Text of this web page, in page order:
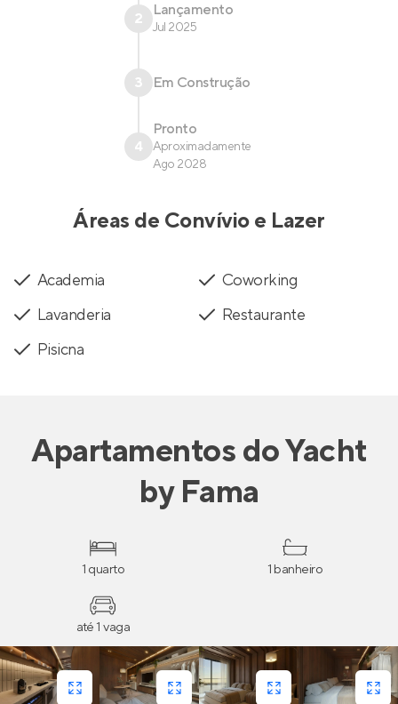
2 Lançamento
Jul 2025
3 Em Construção
4
Pronto
Aproximadamente
Ago 2028
Áreas de Convívio e Lazer
Academia
Coworking
Lavanderia
Restaurante
Pisicna
ApartamentosdoYacht
by Fama
1 quarto 1 banheiro
até 1 vaga